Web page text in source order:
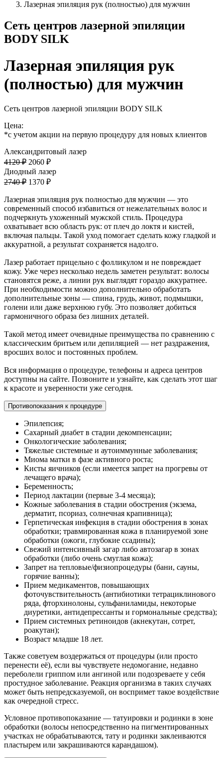
Лазерная эпиляция рук (полностью) для мужчин
Сеть центров лазерной эпиляции
BODY SILK
Лазерная эпиляция рук
(полностью) для мужчин
Сеть центров лазерной эпиляции BODY SILK
Цена:
*с учетом акции на первую процедуру для новых клиентов
Александритовый лазер
4120 ₽ 2060 ₽
Диодный лазер
2740 ₽ 1370 ₽
Лазерная эпиляция рук полностью для мужчин — это
современный способ избавиться от нежелательных волос и
подчеркнуть ухоженный мужской стиль. Процедура
охватывает всю область рук: от плеч до локтя и кистей,
включая пальцы. Такой уход помогает сделать кожу гладкой и
аккуратной, а результат сохраняется надолго.
Лазер работает прицельно с фолликулом и не повреждает
кожу. Уже через несколько недель заметен результат: волосы
становятся реже, а линии рук выглядят гораздо аккуратнее.
При необходимости можно дополнительно обработать
дополнительные зоны — спина, грудь, живот, подмышки,
голени или даже верхнюю губу. Это позволяет добиться
гармоничного образа без лишних деталей.
Такой метод имеет очевидные преимущества по сравнению с
классическим бритьем или депиляцией — нет раздражения,
вросших волос и постоянных проблем.
Вся информация о процедуре, телефоны и адреса центров
доступны на сайте. Позвоните и узнайте, как сделать этот шаг
к красоте и уверенности уже сегодня.
Противопоказания к процедуре
Эпилепсия;
Сахарный диабет в стадии декомпенсации;
Онкологические заболевания;
Тяжелые системные и аутоиммунные заболевания;
Миома матки в фазе активного роста;
Кисты яичников (если имеется запрет на прогревы от
лечащего врача);
Беременность;
Период лактации (первые 3-4 месяца);
Кожные заболевания в стадии обострения (экзема,
дерматит, псориаз, солнечная крапивница);
Герпетическая инфекция в стадии обострения в зонах
обработки; травмированная кожа в планируемой зоне
обработки (ожоги, глубокие ссадины);
Свежий интенсивный загар либо автозагар в зонах
обработки (либо очень смуглая кожа);
Запрет на тепловые/физиопроцедуры (бани, сауны,
горячие ванны);
Прием медикаментов, повышающих
фоточувствительность (антибиотики тетрациклинового
ряда, фторхинолоны, сульфаниламиды, некоторые
диуретики, антидепрессанты и гормональные средства);
Прием системных ретиноидов (акнекутан, сотрет,
роакутан);
Возраст младше 18 лет.
Также советуем воздержаться от процедуры (или просто
перенести её), если вы чувствуете недомогание, недавно
переболели гриппом или ангиной или подозреваете у себя
простудное заболевание. Реакция организма в таких случаях
может быть непредсказуемой, он воспримет такое воздействие
как очередной стресс.
Условное противопоказание — татуировки и родинки в зоне
обработки (волосы непосредственно на пигментированных
участках не обрабатываются, тату и родинки заклеиваются
пластырем или закрашиваются карандашом).